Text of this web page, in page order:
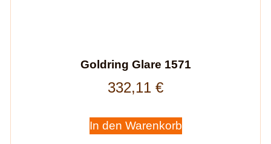
Goldring Glare 1571
332,11 €
In den Warenkorb